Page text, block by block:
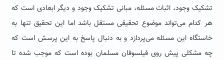
تشکیک وجود، اثبات مسئله، مبانی تشکیک وجود و دیگر ابعادی است که
هر کدام می‌تواند موضوع تحقیقی مستقل باشد اما این تحقیق تنها به
خاستگاه این مسئله می‌پردازد و به دنبال پاسخ به این پرسش است که
چه مشکلی پیش روی فیلسوفان مسلمان بوده است که موجب شده تا